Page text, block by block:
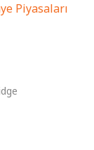
Piyasaları